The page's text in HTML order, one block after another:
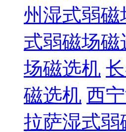
州湿式弱磁
式弱磁场磁
场磁选机
磁选机 西
拉萨湿式弱